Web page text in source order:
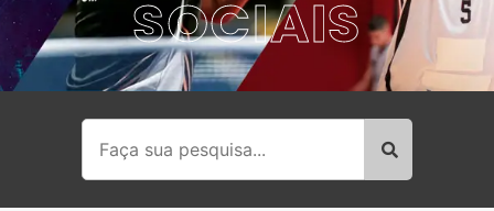
SOCIAIS